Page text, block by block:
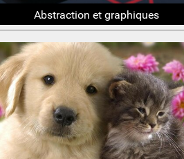
Abstraction et graphiques